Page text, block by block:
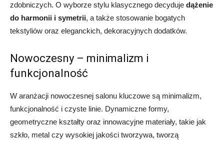
zdobniczych. O wyborze stylu klasycznego decyduje dążenie
do harmonii i symetrii, a także stosowanie bogatych
tekstyliów oraz eleganckich, dekoracyjnych dodatków.
Nowoczesny – minimalizm i
funkcjonalność
W aranżacji nowoczesnej salonu kluczowe są minimalizm,
funkcjonalność i czyste linie. Dynamiczne formy,
geometryczne kształty oraz innowacyjne materiały, takie jak
szkło, metal czy wysokiej jakości tworzywa, tworzą